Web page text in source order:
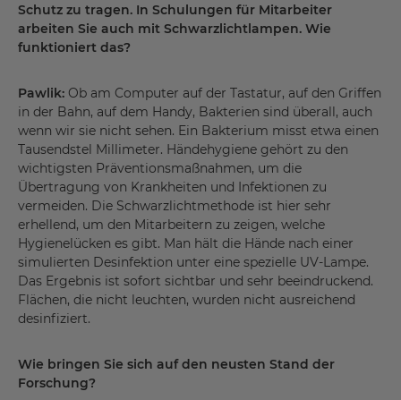
Schutz zu tragen. In Schulungen für Mitarbeiter
arbeiten Sie auch mit Schwarzlichtlampen. Wie
funktioniert das?
Pawlik: Ob am Computer auf der Tastatur, auf den Griffen
in der Bahn, auf dem Handy, Bakterien sind überall, auch
wenn wir sie nicht sehen. Ein Bakterium misst etwa einen
Tausendstel Millimeter. Händehygiene gehört zu den
wichtigsten Präventionsmaßnahmen, um die
Übertragung von Krankheiten und Infektionen zu
vermeiden. Die Schwarzlichtmethode ist hier sehr
erhellend, um den Mitarbeitern zu zeigen, welche
Hygienelücken es gibt. Man hält die Hände nach einer
simulierten Desinfektion unter eine spezielle UV-Lampe.
Das Ergebnis ist sofort sichtbar und sehr beeindruckend.
Flächen, die nicht leuchten, wurden nicht ausreichend
desinfiziert.
Wie bringen Sie sich auf den neusten Stand der
Forschung?